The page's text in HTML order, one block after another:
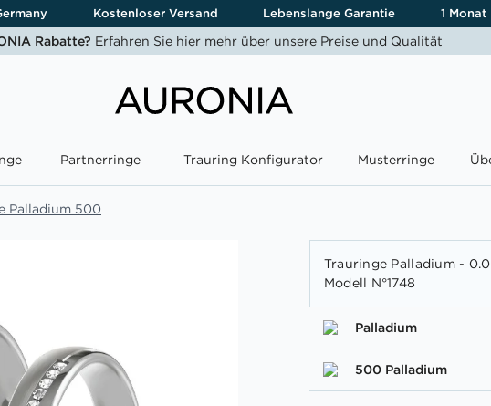
Kostenloser Versand Lebenslange Garantie 1
Rabatte? Erfahren Sie hier mehr über unsere Preise und Qualität
Partnerringe Trauring Konfigurator Musterringe
Palladium 500
Trauringe Palladium -
Modell N°1748
Palladium
500 Palladium